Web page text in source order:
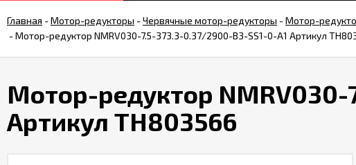
Главная -Мотор-редукторы -Червячные мотор-редукторы -Мотор-
-Мотор-редуктор NMRV030-7.5-373.3-0.37/2900-B3-SS1-0-A1 Артикул
Мотор-редуктор
Артикул TH803566